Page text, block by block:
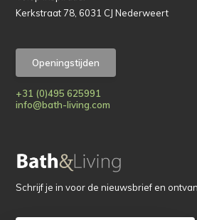
Kerkstraat 78, 6031 CJ Nederweert
Openingstijden
+31 (0)495 625991
info@bath-living.com
Schrijf je in voor de nieuwsbrief en